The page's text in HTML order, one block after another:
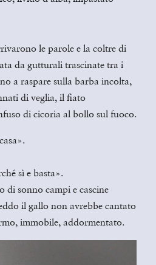
le parole e la coltre di
da gutturali trascinate tra i
a raspare sulla barba incolta,
di veglia, il fiato
di cicoria al bollo sul fuoco.
sì e basta».
di sonno campi e cascine
il gallo non avrebbe cantato
immobile, addormentato.